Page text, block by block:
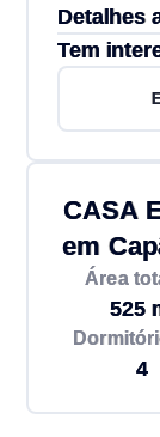
Detalhes
Tem
CASA
em
Área
525
4